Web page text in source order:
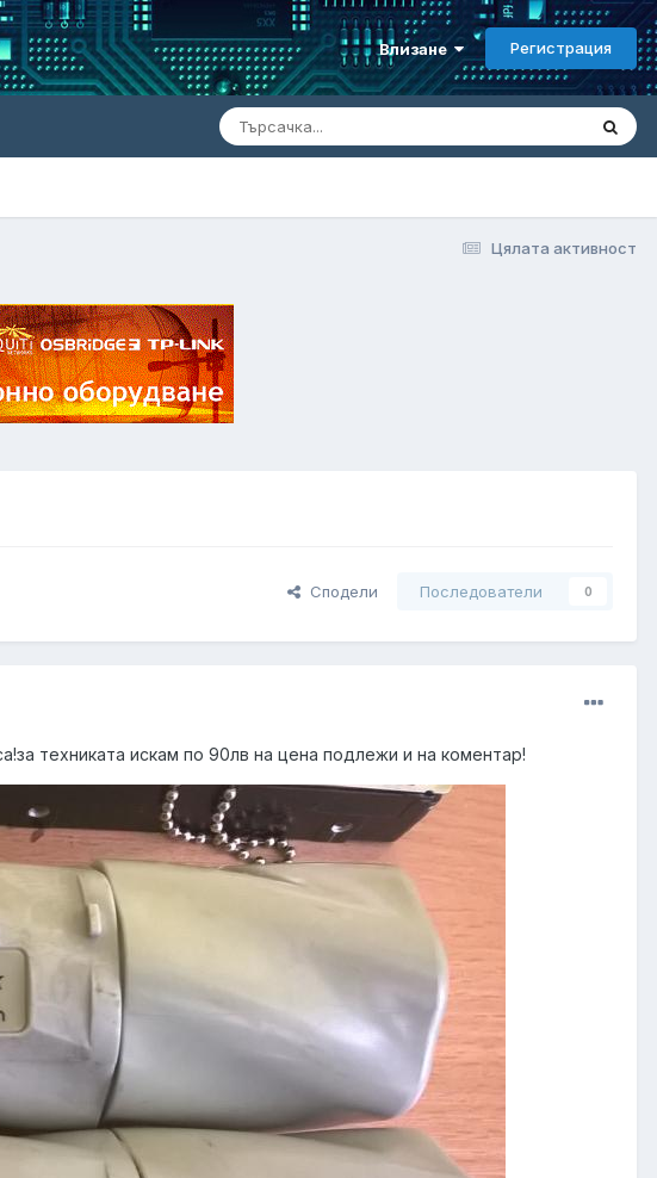
Влизане Регистрация
Цялата активност
Сподели Последователи 0
техниката искам по 90лв на цена подлежи и на коментар!